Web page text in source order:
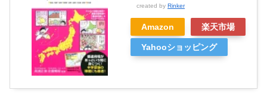
created by Rinker
Amazon 楽天市場
Yahooショッピング